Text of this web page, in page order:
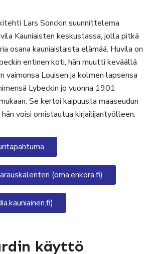
Lars Sonckin suunnittelema
Kauniaisten keskustassa, jolla pitkä
osana kauniaislaista elämää. Huvila on
entinen koti, hän muutti keväällä
vaimonsa Louisen ja kolmen lapsensa
Lybeckin jo vuonna 1901
Se kertoi kaipuusta maaseudun
voisi omistautua kirjailijantyölleen.
(oma.enkora.fi)
käyttö